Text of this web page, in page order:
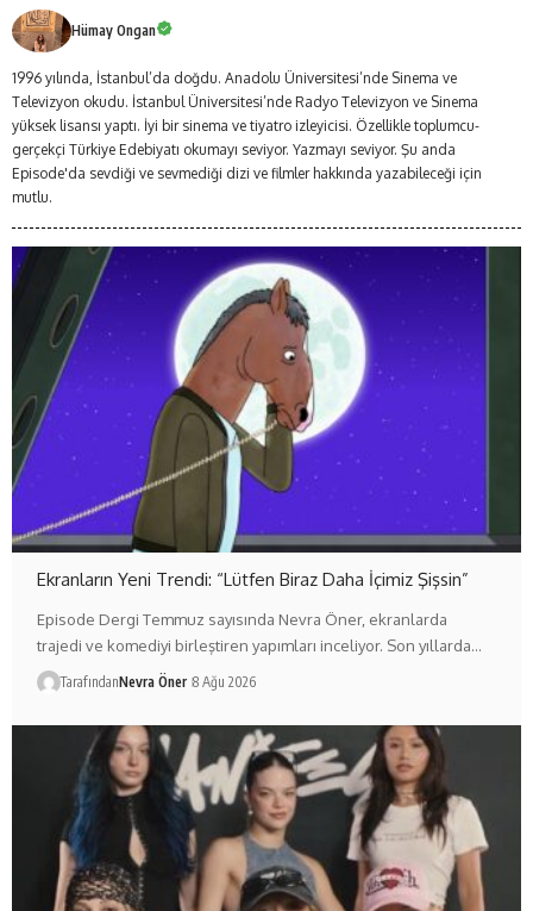
Hümay Ongan
1996 yılında, İstanbul’da doğdu. Anadolu Üniversitesi’nde Sinema ve
Televizyon okudu. İstanbul Üniversitesi’nde Radyo Televizyon ve Sinema
yüksek lisansı yaptı. İyi bir sinema ve tiyatro izleyicisi. Özellikle toplumcu-
gerçekçi Türkiye Edebiyatı okumayı seviyor. Yazmayı seviyor. Şu anda
Episode'da sevdiği ve sevmediği dizi ve filmler hakkında yazabileceği için
mutlu.
Ekranların Yeni Trendi: “Lütfen Biraz Daha İçimiz Şişsin”
Episode Dergi Temmuz sayısında Nevra Öner, ekranlarda
trajedi ve komediyi birleştiren yapımları inceliyor. Son yıllarda…
TarafındanNevra Öner 8 Ağu 2026